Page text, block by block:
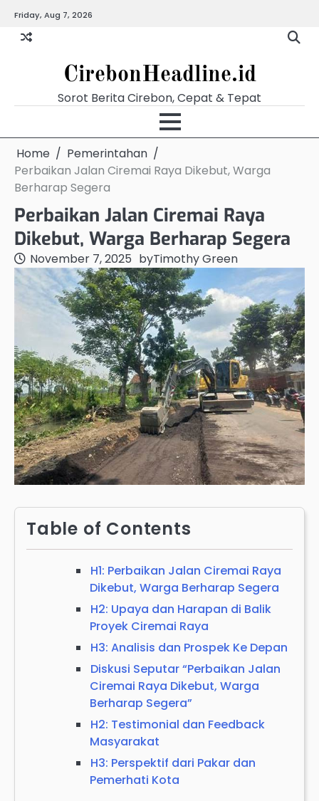
content
Friday, Aug 7, 2026
CirebonHeadline.id
Sorot Berita Cirebon, Cepat & Tepat
Home
Pemerintahan
Perbaikan Jalan Ciremai Raya Dikebut, Warga
Berharap Segera
Perbaikan Jalan Ciremai Raya
Dikebut, Warga Berharap Segera
November 7, 2025 byTimothy Green
Table of Contents
H1: Perbaikan Jalan Ciremai Raya
Dikebut, Warga Berharap Segera
H2: Upaya dan Harapan di Balik
Proyek Ciremai Raya
H3: Analisis dan Prospek Ke Depan
Diskusi Seputar “Perbaikan Jalan
Ciremai Raya Dikebut, Warga
Berharap Segera”
H2: Testimonial dan Feedback
Masyarakat
H3: Perspektif dari Pakar dan
Pemerhati Kota